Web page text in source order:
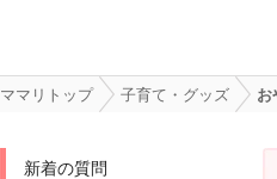
ママリトップ 子育て・グッズ お
新着の質問